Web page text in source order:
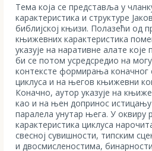
Тема која се представља у
карактеристика и структуре
библијској књизи. Полазећи од
књижевних карактеристика
указује на наративне алате
би се потом усредсредио на
контексте формирања коначног
циклуса и на његов књижевни
Коначно, аутор указује на
као и на њен допринос
паралела унутар њега. У
карактеристика циклуса
свесној сувишности, типским
и двосмисленостима,